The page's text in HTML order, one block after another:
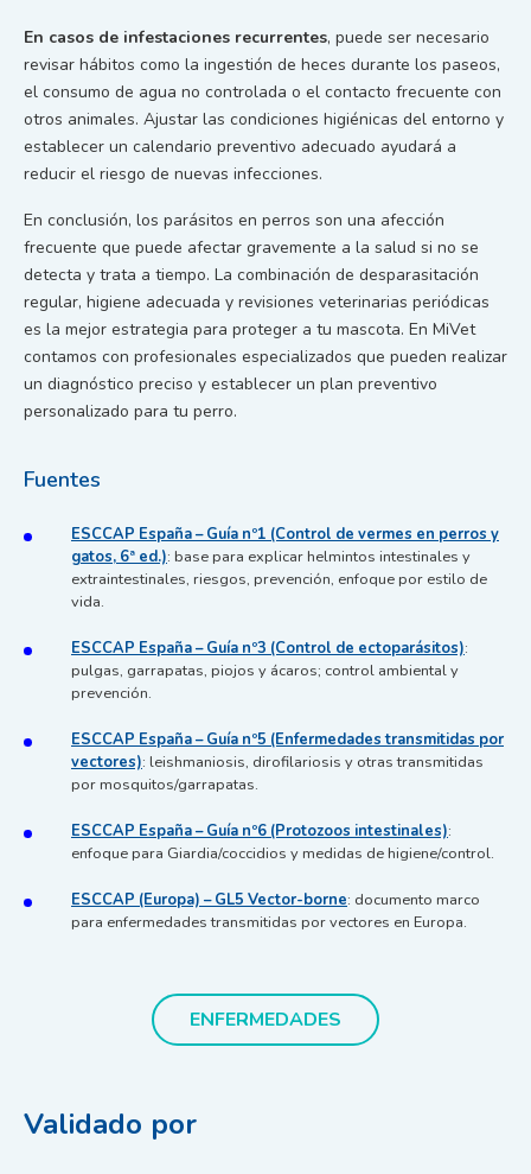
En casos de infestaciones recurrentes, puede ser necesario
revisar hábitos como la ingestión de heces durante los paseos,
el consumo de agua no controlada o el contacto frecuente con
otros animales. Ajustar las condiciones higiénicas del entorno y
establecer un calendario preventivo adecuado ayudará a
reducir el riesgo de nuevas infecciones.
En conclusión, los parásitos en perros son una afección
frecuente que puede afectar gravemente a la salud si no se
detecta y trata a tiempo. La combinación de desparasitación
regular, higiene adecuada y revisiones veterinarias periódicas
es la mejor estrategia para proteger a tu mascota. En MiVet
contamos con profesionales especializados que pueden realizar
un diagnóstico preciso y establecer un plan preventivo
personalizado para tu perro.
Fuentes
ESCCAP España – Guía nº1 (Control de vermes en perros y
gatos, 6ª ed.): base para explicar helmintos intestinales y
extraintestinales, riesgos, prevención, enfoque por estilo de
vida.
ESCCAP España – Guía nº3 (Control de ectoparásitos):
pulgas, garrapatas, piojos y ácaros; control ambiental y
prevención.
ESCCAP España – Guía nº5 (Enfermedades transmitidas por
vectores): leishmaniosis, dirofilariosis y otras transmitidas
por mosquitos/garrapatas.
ESCCAP España – Guía nº6 (Protozoos intestinales):
enfoque para Giardia/coccidios y medidas de higiene/control.
ESCCAP (Europa) – GL5 Vector-borne: documento marco
para enfermedades transmitidas por vectores en Europa.
ENFERMEDADES
Validado por